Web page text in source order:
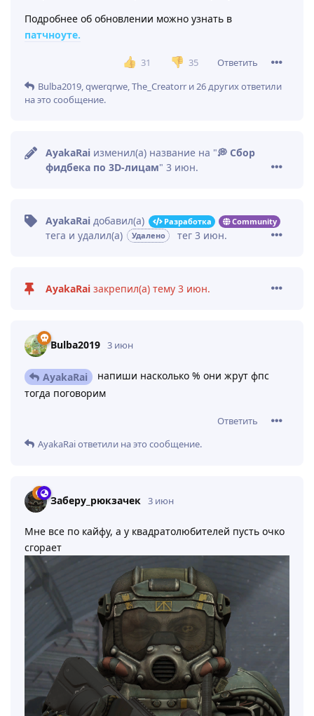
Подробнее об обновлении можно узнать в
патчноуте.
31 35
Ответить
Bulba2019,qwerqrwe,The_Creatorr и26другихответили
на это сообщение.
AyakaRai изменил(а) название на "💭 Сбор
фидбека по 3D-лицам" 3 июн.
AyakaRai добавил(а) Разработка Community
тега и удалил(а) Удалено тег 3 июн.
AyakaRai закрепил(а) тему 3 июн.
Bulba2019 3 июн
AyakaRai
напиши насколько % они жрут фпс
тогда поговорим
Ответить
AyakaRaiответили на это сообщение.
Заберу_рюкзачек 3 июн
Мне все по кайфу, а у квадратолюбителей пусть очко
сгорает